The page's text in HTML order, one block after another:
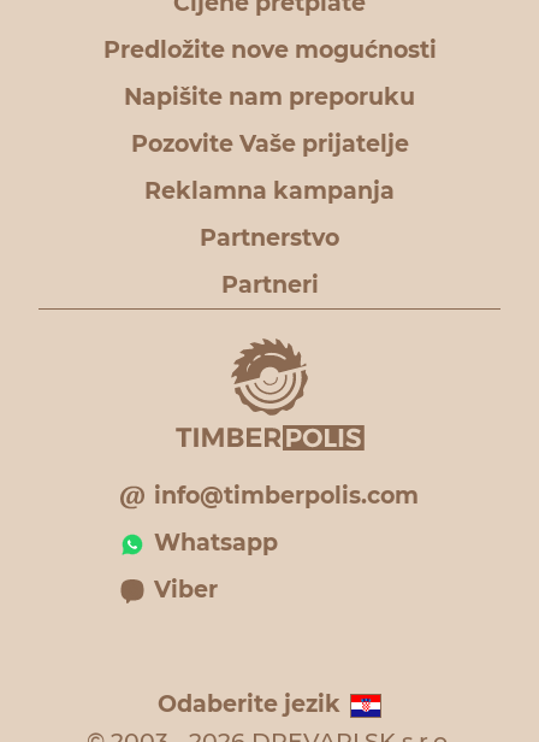
Predložite nove mogućnosti
Napišite nam preporuku
Pozovite Vaše prijatelje
Reklamna kampanja
Partnerstvo
Partneri
info@timberpolis.com
Whatsapp
Viber
Odaberite jezik